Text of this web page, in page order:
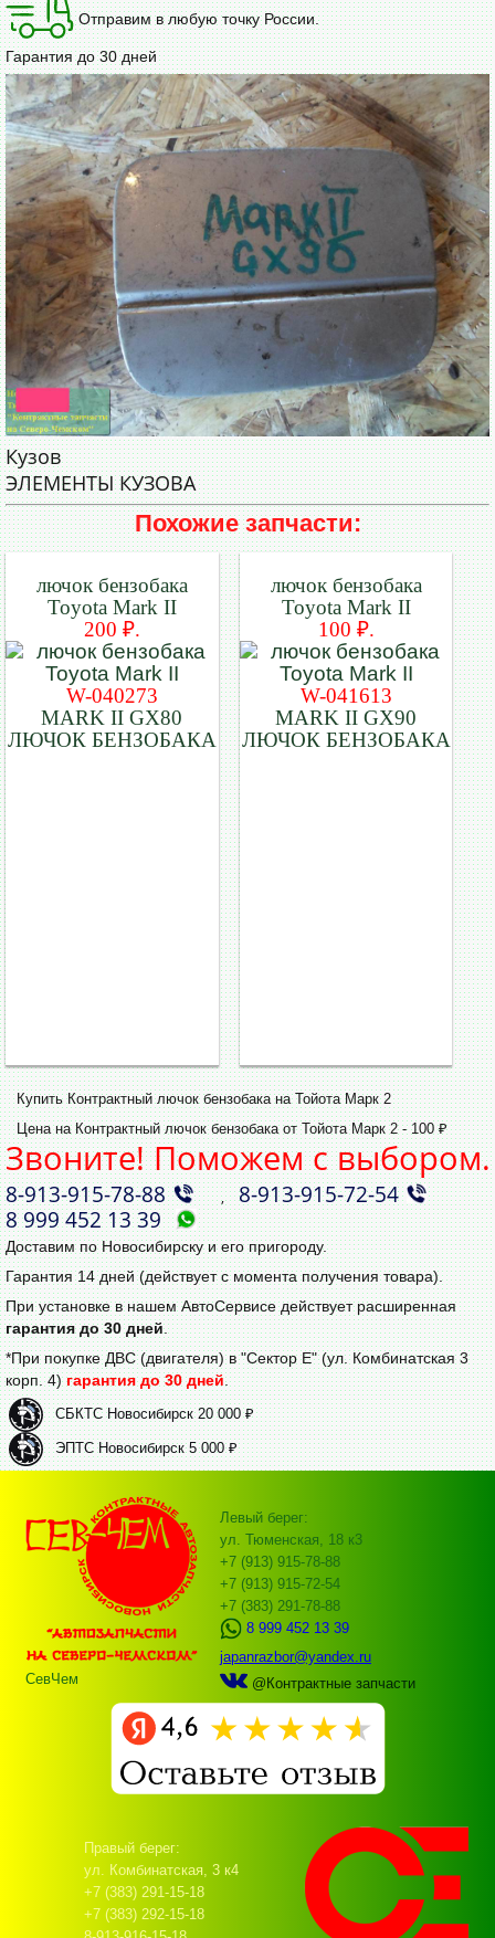
Отправим в любую точку России.
Гарантия до 30 дней
Кузов
ЭЛЕМЕНТЫ КУЗОВА
Похожие запчасти:
лючок бензобака
Toyota Mark II
200 ₽.
W-040273
MARK II GX80
ЛЮЧОК БЕНЗОБАКА
лючок бензобака
Toyota Mark II
100 ₽.
W-041613
MARK II GX90
ЛЮЧОК БЕНЗОБАКА
Купить Контрактный лючок бензобака на Тойота Марк 2
Цена на Контрактный лючок бензобака от Тойота Марк 2 - 100 ₽
Звоните! Поможем с выбором.
8‑913‑915‑78‑88 ,8‑913‑915‑72‑54
8 999 452 13 39
Доставим по Новосибирску и его пригороду.
Гарантия 14 дней (действует с момента получения товара).
При установке в нашем АвтоСервисе действует расширенная
гарантия до 30 дней.
*При покупке ДВС (двигателя) в "Сектор Е" (ул. Комбинатская 3
корп. 4)гарантия до 30 дней.
СБКТС Новосибирск 20 000 ₽
ЭПТС Новосибирск 5 000 ₽
СевЧем
Левый берег:
ул. Тюменская, 18 к3
+7 (913) 915-78-88
+7 (913) 915-72-54
+7 (383) 291-78-88
8 999 452 13 39
japanrazbor@yandex.ru
@Контрактные запчасти
Правый берег:
ул. Комбинатская, 3 к4
+7 (383) 291-15-18
+7 (383) 292-15-18